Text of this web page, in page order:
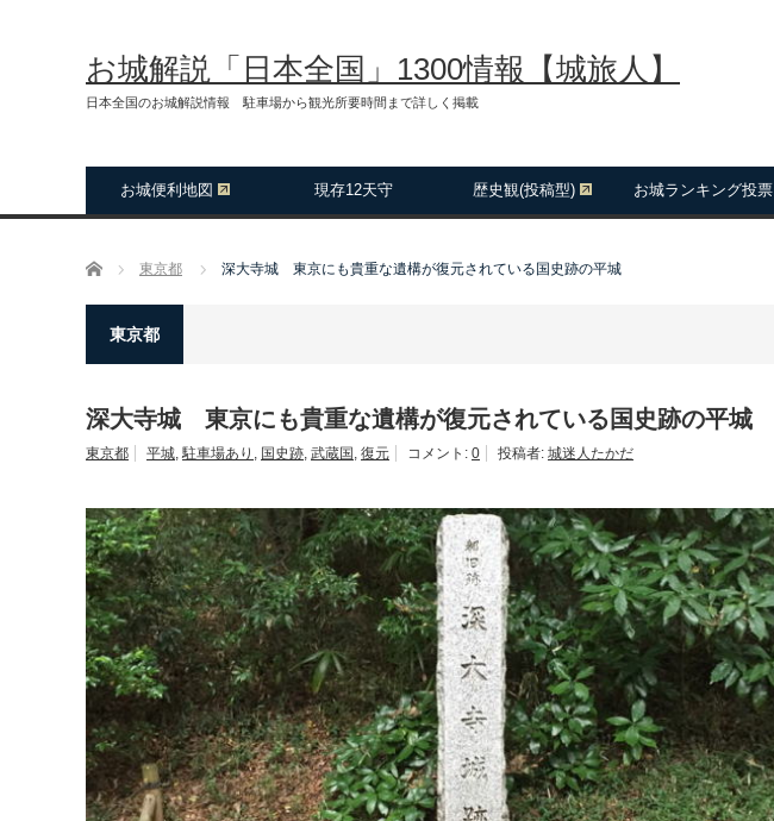
お城解説「日本全国」1300情報【城旅人】
日本全国のお城解説情報 駐車場から観光所要時間まで詳しく掲載
お城便利地図 現存12天守 歴史観(投稿型) お城ランキング投票
ホーム 東京都 深大寺城 東京にも貴重な遺構が復元されている国史跡の平城
東京都
深大寺城 東京にも貴重な遺構が復元されている国史跡の平城
東京都 平城,駐車場あり , 国史跡, 武蔵国 , 復元 コメント: 0 投稿者: 城迷人たかだ